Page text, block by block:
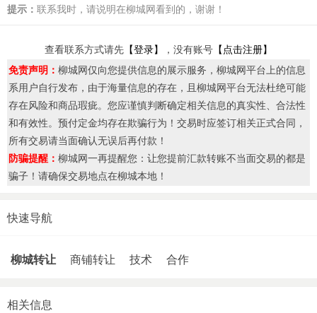
提示： 联系我时，请说明在柳城网看到的，谢谢！
查看联系方式请先 【登录】 ，没有账号 【点击注册】
免责声明： 柳城网仅向您提供信息的展示服务，柳城网平台上的信息
系用户自行发布，由于海量信息的存在，且柳城网平台无法杜绝可能
存在风险和商品瑕疵。您应谨慎判断确定相关信息的真实性、合法性
和有效性。预付定金均存在欺骗行为！交易时应签订相关正式合同，
所有交易请当面确认无误后再付款！
防骗提醒： 柳城网一再提醒您：让您提前汇款转账不当面交易的都是
骗子！请确保交易地点在柳城本地！
快速导航
柳城转让 商铺转让 技术 合作
相关信息